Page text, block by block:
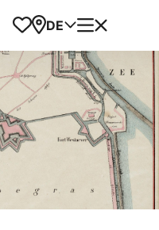
Favoriten
Karte
DE Menü